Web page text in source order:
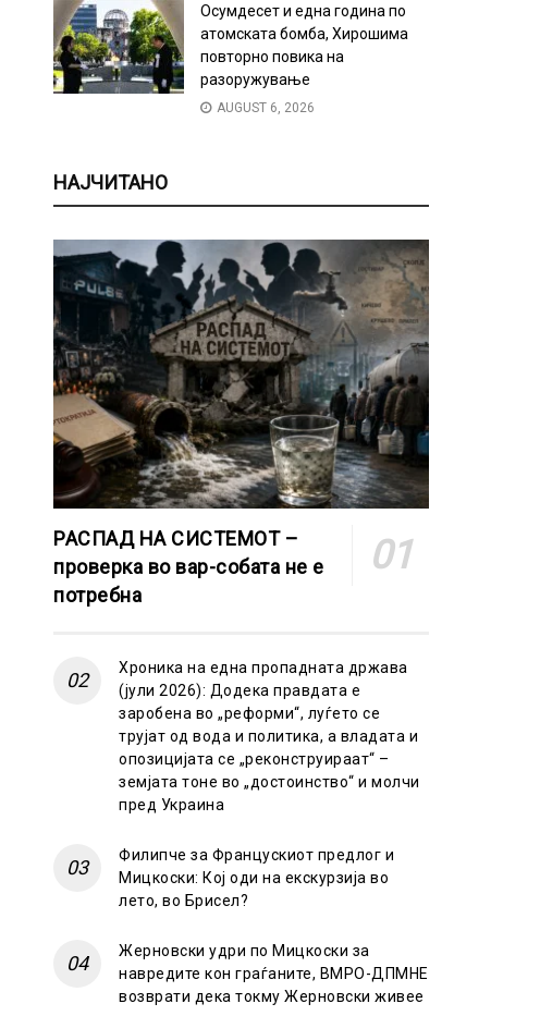
Осумдесет и една година по
атомската бомба, Хирошима
повторно повика на
разоружување
AUGUST 6, 2026
НАЈЧИТАНО
РАСПАД НА СИСТЕМОТ –
проверка во вар-собата не е
потребна
Хроника на една пропадната држава
(јули 2026): Додека правдата е
заробена во „реформи“, луѓето се
трујат од вода и политика, а владата и
опозицијата се „реконструираат“ –
земјата тоне во „достоинство“ и молчи
пред Украина
Филипче за Францускиот предлог и
Мицкоски: Кој оди на екскурзија во
лето, во Брисел?
Жерновски удри по Мицкоски за
навредите кон граѓаните, ВМРО-ДПМНЕ
возврати дека токму Жерновски живее